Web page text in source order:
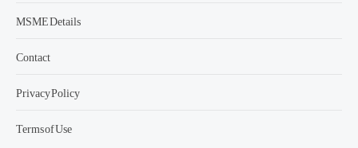
MSME Details
Contact
Privacy Policy
Terms of Use